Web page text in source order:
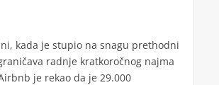
kada je stupio na snagu prethodni
radnje kratkoročnog najma
je rekao da je 29.000